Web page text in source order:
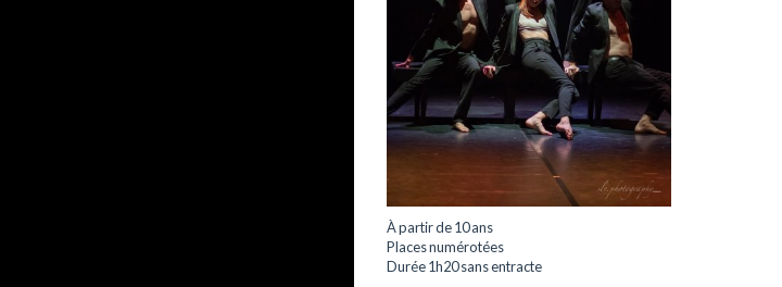
À partir de 10 ans
Places numérotées
Durée 1h20 sans entracte